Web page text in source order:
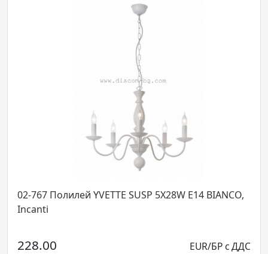
02-767 Полилей YVETTE SUSP 5X28W E14 BIANCO,
Incanti
228.00 EUR/БР с ДДС